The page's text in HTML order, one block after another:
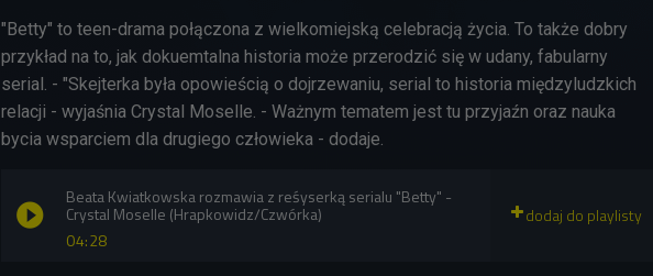
"Betty" to teen-drama połączona z wielkomiejską celebracją życia. To także dobry
przykład na to, jak dokuemtalna historia może przerodzić się w udany, fabularny
serial. - "Skejterka była opowieścią o dojrzewaniu, serial to historia międzyludzkich
relacji - wyjaśnia Crystal Moselle. - Ważnym tematem jest tu przyjaźn oraz nauka
bycia wsparciem dla drugiego człowieka - dodaje.
04:28
Beata Kwiatkowska rozmawia z reśyserką serialu "Betty" -
Crystal Moselle (Hrapkowidz/Czwórka)